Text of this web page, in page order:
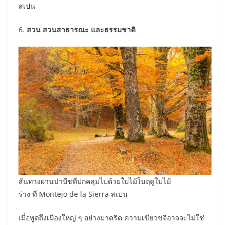
สเปน
6. สวน สวนสาธารณะ และธรรมชาติ
ส้นทางผ่านป่าบีชที่ปกคลุมไปด้วยใบไม้ในฤดูใบไม้
ร่วง ที่ Montejo de la Sierra สเปน
เมื่อพูดถึงเมืองใหญ่ ๆ อย่างมาดริด ความเขียวขจีอาจจะไม่ใช่